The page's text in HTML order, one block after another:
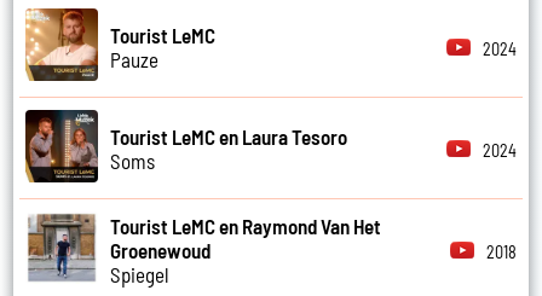
Tourist LeMC
Pauze
2024
Tourist LeMC en Laura Tesoro
Soms
2024
Tourist LeMC en Raymond Van Het
Groenewoud
Spiegel
2018